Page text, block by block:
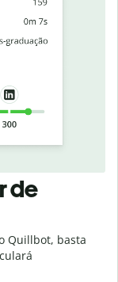
de
Quillbot, basta